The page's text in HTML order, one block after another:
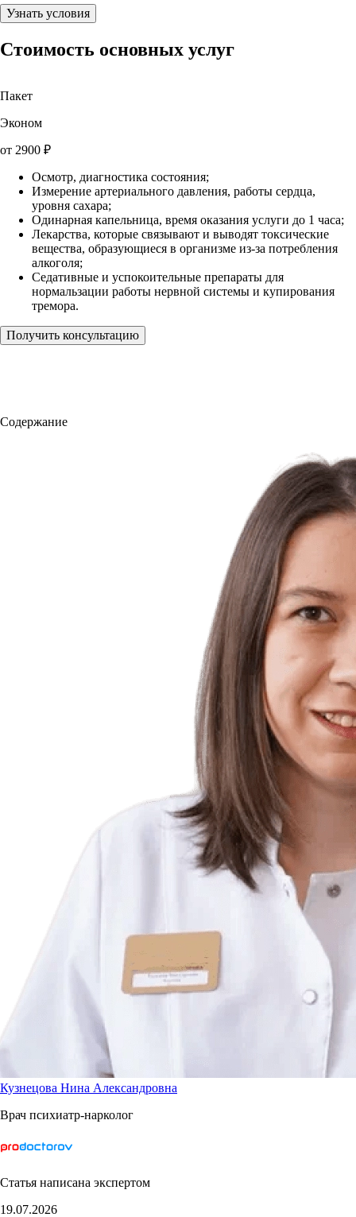
Узнать условия
Стоимость основных услуг
Пакет
Эконом
от 2900 ₽
Осмотр, диагностика состояния;
Измерение артериального давления, работы сердца,
уровня сахара;
Одинарная капельница, время оказания услуги до 1 часа;
Лекарства, которые связывают и выводят токсические
вещества, образующиеся в организме из-за потребления
алкоголя;
Седативные и успокоительные препараты для
нормальзации работы нервной системы и купирования
тремора.
Получить консультацию
Содержание
Кузнецова Нина Александровна
Врач психиатр-нарколог
Статья написана экспертом
19.07.2026